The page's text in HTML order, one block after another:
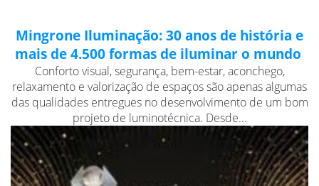
Mingrone Iluminação: 30 anos de história e
mais de 4.500 formas de iluminar o mundo
Conforto visual, segurança, bem-estar, aconchego,
relaxamento e valorização de espaços são apenas algumas
das qualidades entregues no desenvolvimento de um bom
projeto de luminotécnica. Desde...